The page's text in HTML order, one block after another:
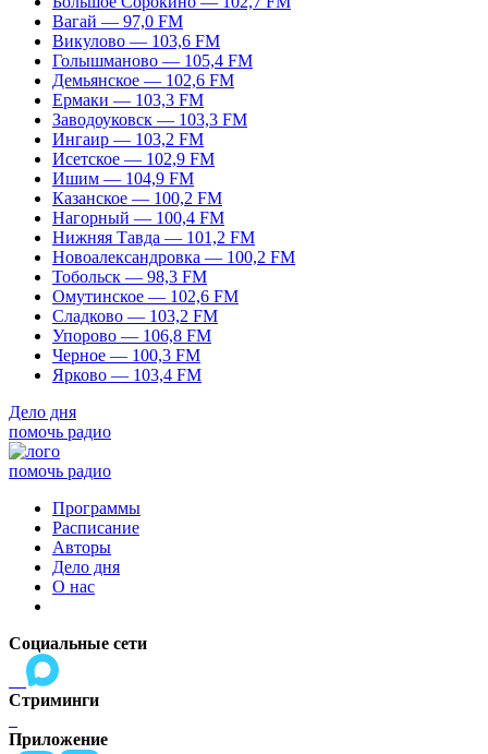
Вагай — 97,0 FM
Викулово — 103,6 FM
Голышманово — 105,4 FM
Демьянское — 102,6 FM
Ермаки — 103,3 FM
Заводоуковск — 103,3 FM
Ингаир — 103,2 FM
Исетское — 102,9 FM
Ишим — 104,9 FM
Казанское — 100,2 FM
Нагорный — 100,4 FM
Нижняя Тавда — 101,2 FM
Новоалександровка — 100,2 FM
Тобольск — 98,3 FM
Омутинское — 102,6 FM
Сладково — 103,2 FM
Упорово — 106,8 FM
Черное — 100,3 FM
Ярково — 103,4 FM
Дело дня
помочь радио
помочь радио
Программы
Расписание
Авторы
Дело дня
О нас
Социальные сети
Стриминги
Приложение